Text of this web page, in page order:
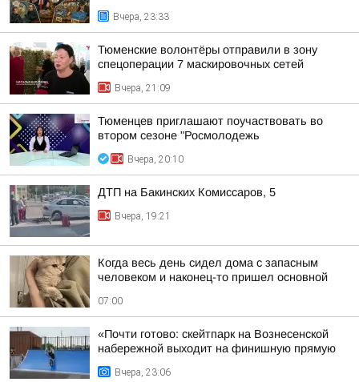
Вчера, 23:33
Тюменские волонтёры отправили в зону
спецоперации 7 маскировочных сетей
Вчера, 21:09
Тюменцев приглашают поучаствовать во
втором сезоне "Росмолодежь
Вчера, 20:10
ДТП на Бакинских Комиссаров, 5
Вчера, 19:21
Когда весь день сидел дома с запасным
человеком и наконец-то пришел основной
07:00
«Почти готово: скейтпарк на Вознесенской
набережной выходит на финишную прямую
Вчера, 23:06